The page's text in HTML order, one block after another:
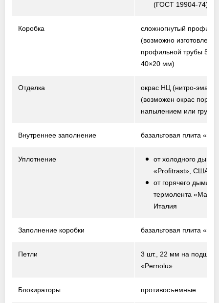
(ГОСТ 19904-74)
Коробка
сложногнутый профиль
(возможно
профильной трубы
40×20 мм)
Отделка
окрас НЦ (нитро-эмаль)
(возможен окрас
напылением или
Внутреннее заполнение базальтовая плита
Уплотнение
от холодного дыма
«Profitrast», США
от горячего дыма –
термолента
Италия
Заполнение коробки базальтовая плита
Петли
3 шт., 22 мм на
«Pernolu»
Блокираторы противосъемные